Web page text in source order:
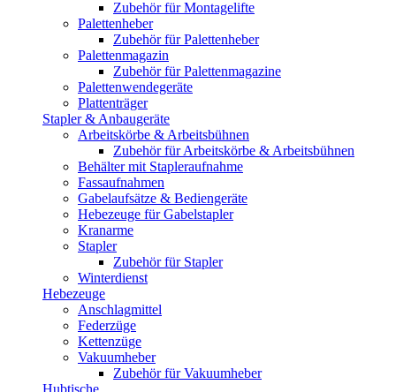
Zubehör für Montagelifte
Palettenheber
Zubehör für Palettenheber
Palettenmagazin
Zubehör für Palettenmagazine
Palettenwendegeräte
Plattenträger
Stapler & Anbaugeräte
Arbeitskörbe & Arbeitsbühnen
Zubehör für Arbeitskörbe & Arbeitsbühnen
Behälter mit Stapleraufnahme
Fassaufnahmen
Gabelaufsätze & Bediengeräte
Hebezeuge für Gabelstapler
Kranarme
Stapler
Zubehör für Stapler
Winterdienst
Hebezeuge
Anschlagmittel
Federzüge
Kettenzüge
Vakuumheber
Zubehör für Vakuumheber
Hubtische